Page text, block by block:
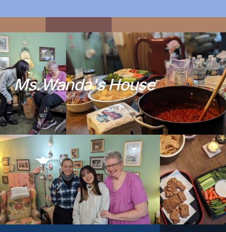
Ms.Wanda'sHouse